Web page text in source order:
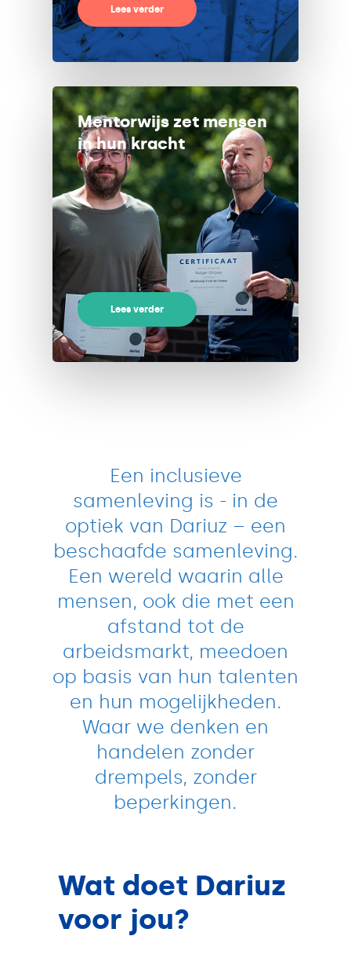
Lees verder
Mentorwijs zet mensen
in hun kracht
Lees verder
Een inclusieve
samenleving is - in de
optiek van Dariuz – een
beschaafde samenleving.
Een wereld waarin alle
mensen, ook die met een
afstand tot de
arbeidsmarkt, meedoen
op basis van hun talenten
en hun mogelijkheden.
Waar we denken en
handelen zonder
drempels, zonder
beperkingen.
Wat doet Dariuz
voor jou?